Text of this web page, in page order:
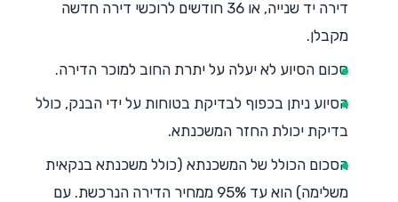
דירה יד שנייה, או 36 חודשים לרוכשי דירה חדשה
מקבלן.
סכום הסיוע לא יעלה על יתרת החוב למוכר הדירה.
הסיוע ניתן בכפוף לבדיקת בטוחות על ידי הבנק, כולל
בדיקת יכולת החזר המשכנתא.
הסכום הכולל של המשכנתא (כולל משכנתא בנקאית
משלימה) הוא עד 95% ממחיר הדירה הנרכשת. עם